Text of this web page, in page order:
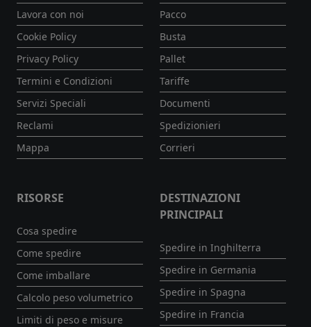
Lavora con noi
Cookie Policy
Privacy Policy
Termini e Condizioni
Servizi Speciali
Reclami
Mappa
Pacco
Busta
Pallet
Tariffe
Documenti
Spedizionieri
Corrieri
RISORSE
Cosa spedire
Come spedire
Come imballare
Calcolo peso volumetrico
Limiti di peso e misure
DESTINAZIONI
PRINCIPALI
Spedire in Inghilterra
Spedire in Germania
Spedire in Spagna
Spedire in Francia